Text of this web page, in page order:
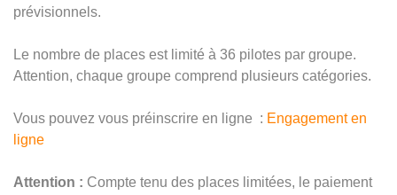
prévisionnels.
Le nombre de places est limité à 36 pilotes par groupe.
Attention, chaque groupe comprend plusieurs catégories.
Vous pouvez vous préinscrire en ligne : Engagement en
ligne
Attention : Compte tenu des places limitées, le paiement